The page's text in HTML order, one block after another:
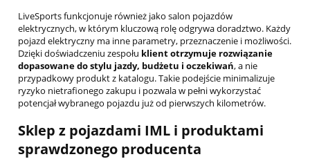
LiveSports funkcjonuje również jako salon pojazdów
elektrycznych, w którym kluczową rolę odgrywa doradztwo. Każdy
pojazd elektryczny ma inne parametry, przeznaczenie i możliwości.
Dzięki doświadczeniu zespołu klient otrzymuje rozwiązanie
dopasowane do stylu jazdy, budżetu i oczekiwań, a nie
przypadkowy produkt z katalogu. Takie podejście minimalizuje
ryzyko nietrafionego zakupu i pozwala w pełni wykorzystać
potencjał wybranego pojazdu już od pierwszych kilometrów.
Sklep z pojazdami IML i produktami
sprawdzonego producenta